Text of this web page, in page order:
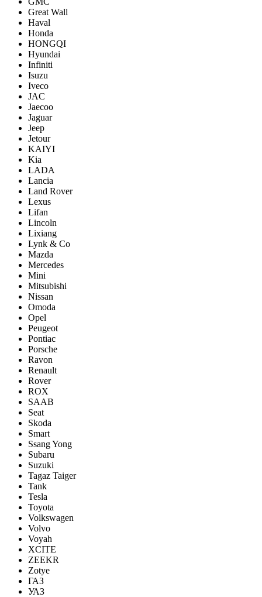
Great Wall
Haval
Honda
HONGQI
Hyundai
Infiniti
Isuzu
Iveco
JAC
Jaecoo
Jaguar
Jeep
Jetour
KAIYI
Kia
LADA
Lancia
Land Rover
Lexus
Lifan
Lincoln
Lixiang
Lynk & Co
Mazda
Mercedes
Mini
Mitsubishi
Nissan
Omoda
Opel
Peugeot
Pontiac
Porsсhe
Ravon
Renault
Rover
ROX
SAAB
Seat
Skoda
Smart
Ssang Yong
Subaru
Suzuki
Tagaz Taiger
Tank
Tesla
Toyota
Volkswagen
Volvo
Voyah
XCITE
ZEEKR
Zotye
ГАЗ
УАЗ